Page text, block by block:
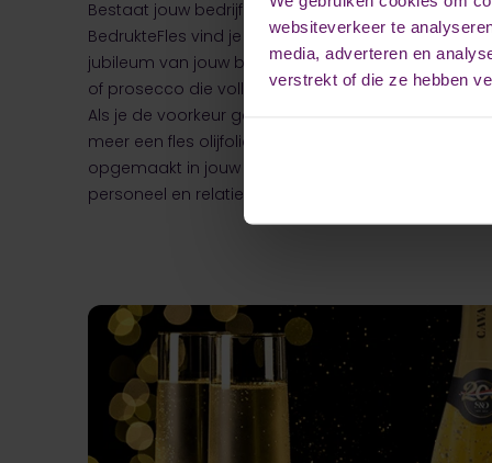
websiteverkeer te
media, adverteren en
verstrekt of die ze hebben
Bestaat jouw bedrijf binnenkort 5 jaar? Dat moet
BedrukteFles vind je prachtige gepersonaliseerde
jubileum van jouw bedrijf. Zo kun je trakteren op
of prosecco die volledig in 360 graden bedrukt
Als je de voorkeur geeft aan een non-alcoholisch
meer een fles olijfolie, geurstokjes en snoep. Al
opgemaakt in jouw eigen look & feel en zijn
personeel en relaties bij een 5 jarig jubileum van